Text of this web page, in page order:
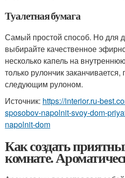
Туалетная бумага
Самый простой способ. Но для
выбирайте качественное
несколько капель на
только рулончик
следующим рулоном.
Источник: https://interior.ru-
sposobov-napolnit-svoy-dom-
napolnit-dom
Как создать
комнате.